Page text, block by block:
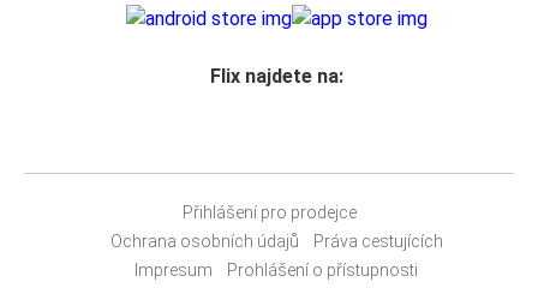
Flix najdete na:
Přihlášení pro prodejce
Ochrana osobních údajů
Práva cestujících
Impresum
Prohlášení o přístupnosti